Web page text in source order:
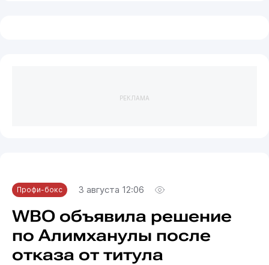
РЕКЛАМА
Профи-бокс 3 августа 12:06
WBO объявила решение
по Алимханулы после
отказа от титула